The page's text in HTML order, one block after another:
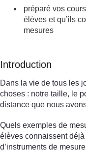
préparé vos
élèves et qu’ils
mesures
Introduction
Dans la vie de tous les
choses : notre taille, le
distance que nous
Quels exemples de
élèves connaissent
d’instruments de